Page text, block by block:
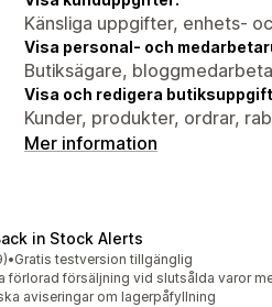
Känsliga uppgifter, enhets-
Visa personal- och
Butiksägare,
Visa och redigera
Kunder, produkter, ordrar,
Mer information
in Stock Alerts
totalt
•Gratis testversion tillgänglig
förlorad försäljning vid slutsålda varor
aviseringar om lagerpåfyllning